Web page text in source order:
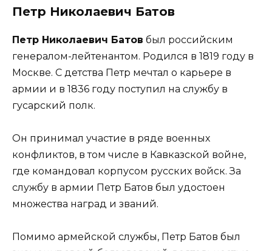
Петр Николаевич Батов
Петр Николаевич Батов был российским
генералом-лейтенантом. Родился в 1819 году в
Москве. С детства Петр мечтал о карьере в
армии и в 1836 году поступил на службу в
гусарский полк.
Он принимал участие в ряде военных
конфликтов, в том числе в Кавказской войне,
где командовал корпусом русских войск. За
службу в армии Петр Батов был удостоен
множества наград и званий.
Помимо армейской службы, Петр Батов был